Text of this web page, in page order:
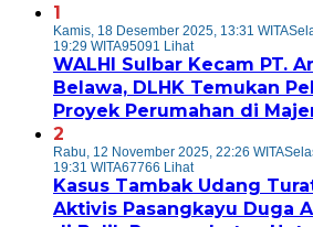
1
Kamis, 18 Desember 2025, 13:31 WITA
19:29 WITA95091 Lihat
WALHI Sulbar Kecam PT.
Belawa, DLHK Temukan
Proyek Perumahan di
2
Rabu, 12 November 2025, 22:26 WITA
19:31 WITA67766 Lihat
Kasus Tambak Udang
Aktivis Pasangkayu Duga